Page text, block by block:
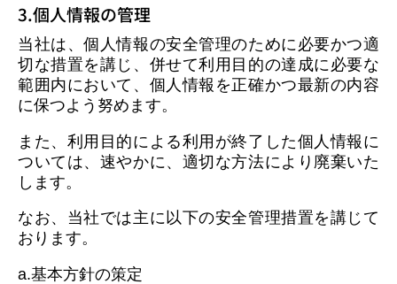
3.個人情報の管理
当社は、個人情報の安全管理のために必要かつ適
切な措置を講じ、併せて利用目的の達成に必要な
範囲内において、個人情報を正確かつ最新の内容
に保つよう努めます。
また、利用目的による利用が終了した個人情報に
ついては、速やかに、適切な方法により廃棄いた
します。
なお、当社では主に以下の安全管理措置を講じて
おります。
a.基本方針の策定